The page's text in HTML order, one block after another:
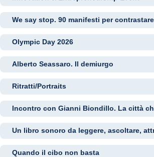
We say stop. 90 manifesti per
Olympic Day 2026
Alberto Seassaro. Il demiurgo
Ritratti/Portraits
Incontro con Gianni Biondillo. La città
Un libro sonoro da leggere, ascoltare,
Quando il cibo non basta